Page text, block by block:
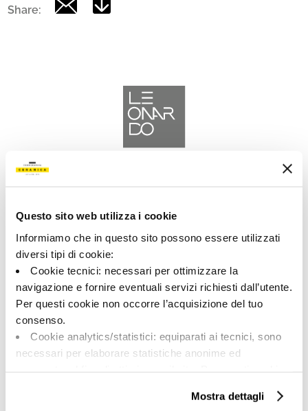
Questo sito web utilizza i cookie
Informiamo che in questo sito possono essere utilizzati
diversi tipi di cookie:
Cookie tecnici: necessari per ottimizzare la
navigazione e fornire eventuali servizi richiesti dall’utente.
Per questi cookie non occorre l’acquisizione del tuo
consenso.
Cookie analytics/statistici: equiparati ai tecnici, sono
necessari per elaborare statistiche anonime ed
Cookie di profilazione/marketing: sono utilizzati, solo
Mostra dettagli
Share:
LEONARDO